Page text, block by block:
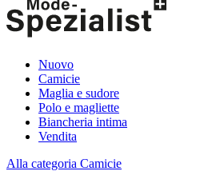
Nuovo
Camicie
Maglia e sudore
Polo e magliette
Biancheria intima
Vendita
Alla categoria Camicie